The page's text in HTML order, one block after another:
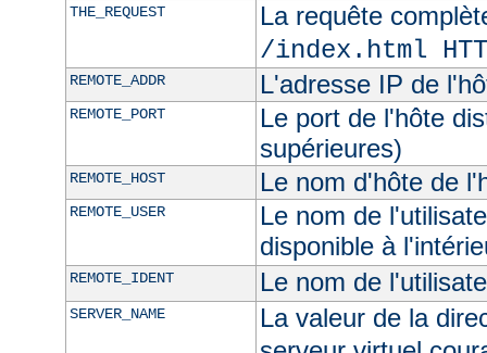
THE_REQUEST
La requête
/index.html
REMOTE_ADDR L'adresse IP de
REMOTE_PORT
Le port de l'hôte
supérieures)
REMOTE_HOST Le nom d'hôte de
REMOTE_USER
Le nom de
disponible à
REMOTE_IDENT Le nom de
SERVER_NAME
La valeur de la